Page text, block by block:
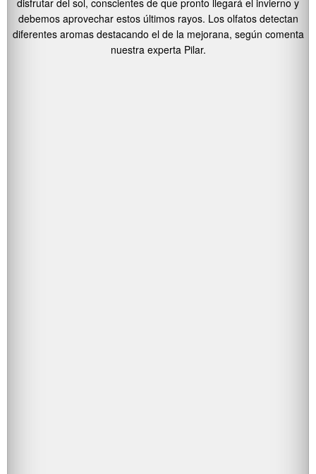
disfrutar del sol, conscientes de que pronto llegará el invierno y
debemos aprovechar estos últimos rayos. Los olfatos detectan
diferentes aromas destacando el de la mejorana, según comenta
nuestra experta Pilar.